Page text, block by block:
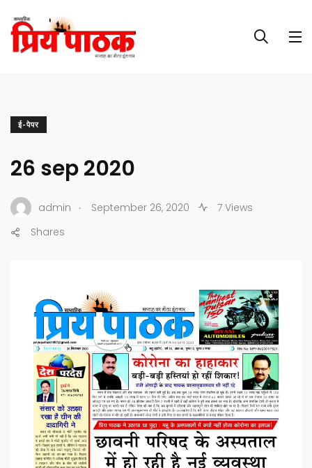
ई-पेपर
26 sep 2020
admin . September 26, 2020
7 Views
Shares